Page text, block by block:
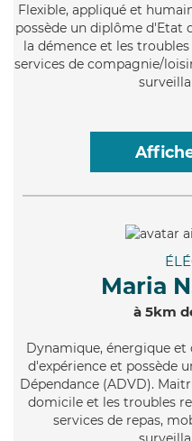
Flexible, appliqué et
possède un diplôme d'Etat
la démence et les
services de compagnie/
Maria
à 5km
Dynamique, énergique et
d'expérience et possède
Dépendance (ADVD).
domicile et les troubles
services de repas,